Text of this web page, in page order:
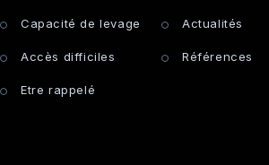
Capacité de levage Actualités
Accès difficiles Références
Etre rappelé